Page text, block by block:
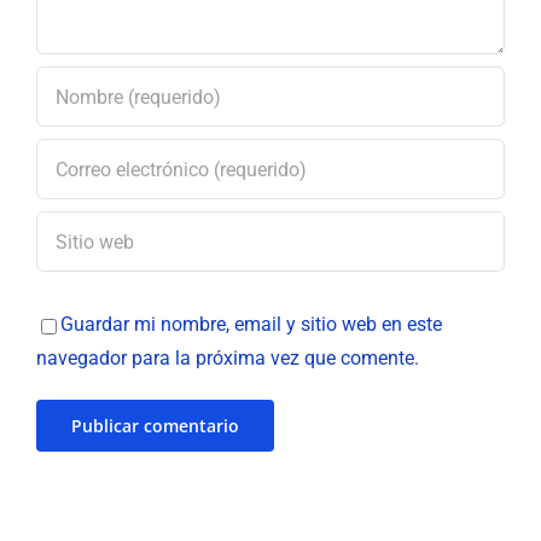
Guardar mi nombre, email y sitio web en este
navegador para la próxima vez que comente.